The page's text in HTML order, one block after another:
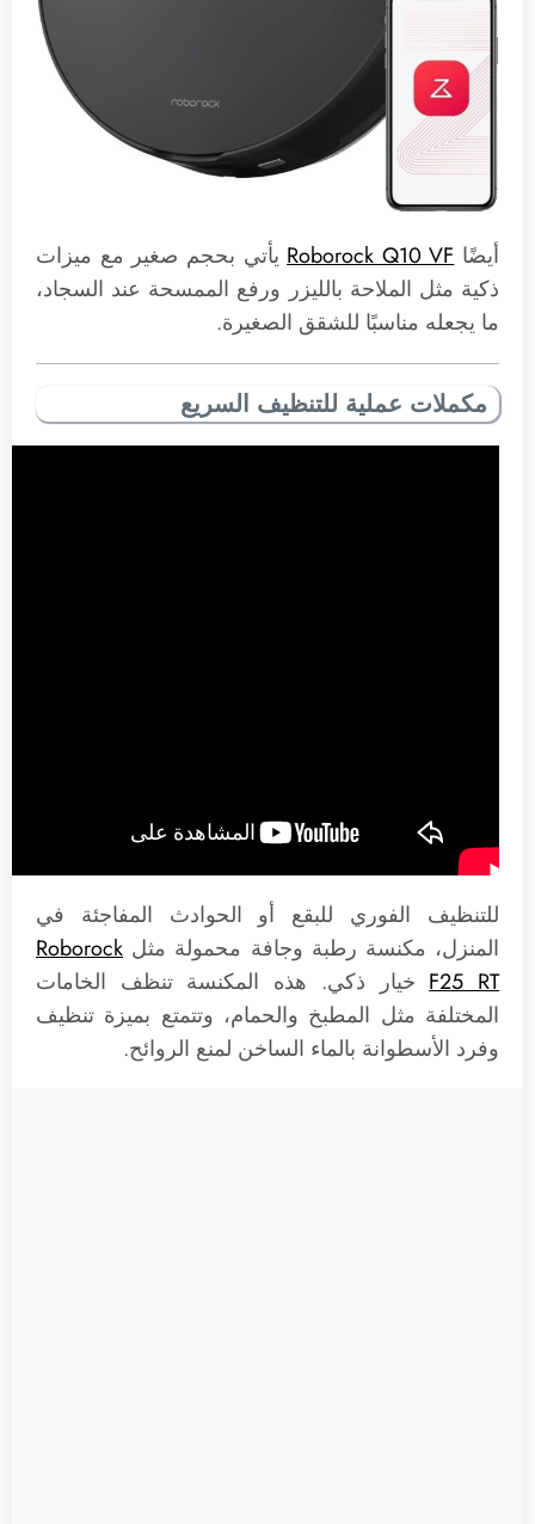
أيضًاRoborock Q10 VFيأتي بحجم صغير مع ميزات
ذكية مثل الملاحة بالليزر ورفع الممسحة عند السجاد،
ما يجعله مناسبًا للشقق الصغيرة.
مكملات عملية للتنظيف السريع
للتنظيف الفوري للبقع أو الحوادث المفاجئة في
المنزل، مكنسة رطبة وجافة محمولة مثل Roborock
F25 RT خيار ذكي. هذه المكنسة تنظف الخامات
المختلفة مثل المطبخ والحمام، وتتمتع بميزة تنظيف
وفرد الأسطوانة بالماء الساخن لمنع الروائح.